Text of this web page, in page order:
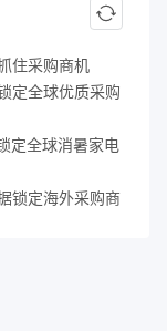
住采购商机
定全球优质采购
定全球消暑家电
锁定海外采购商